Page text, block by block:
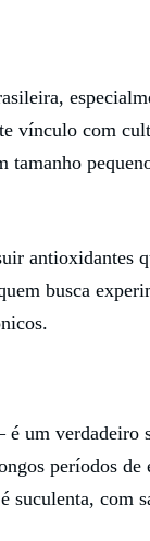
vínculo com
antioxidantes
busca
é um verdadeiro
períodos de
suculenta, com